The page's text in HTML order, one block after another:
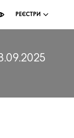
РЕЄСТРИ